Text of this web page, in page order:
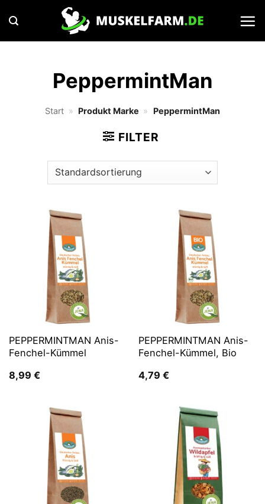
Inhalt
springen
PeppermintMan
Start » Produkt Marke » PeppermintMan
FILTER
PEPPERMINTMAN Anis-
Fenchel-Kümmel
8,99 €
PEPPERMINTMAN Anis-
Fenchel-Kümmel, Bio
4,79 €